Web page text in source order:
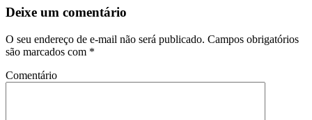
Deixe um comentário
O seu endereço de e-mail não será publicado. Campos obrigatórios
são marcados com *
Comentário